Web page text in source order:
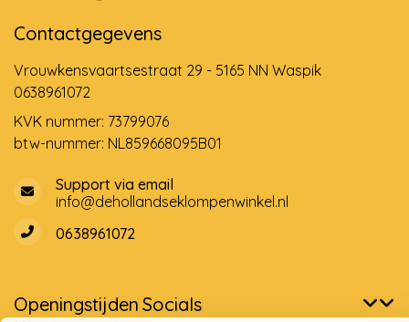
Contactgegevens
Vrouwkensvaartsestraat 29 - 5165 NN Waspik
0638961072
KVK nummer: 73799076
btw-nummer: NL859668095B01
Support via email
info@dehollandseklompenwinkel.nl
0638961072
Openingstijden Socials